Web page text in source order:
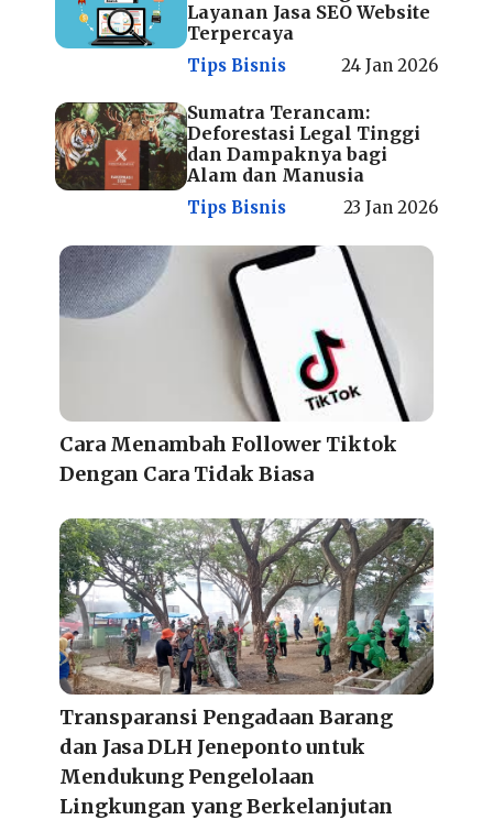
Layanan Jasa SEO Website
Terpercaya
Tips Bisnis 24 Jan 2026
Sumatra Terancam:
Deforestasi Legal Tinggi
dan Dampaknya bagi
Alam dan Manusia
Tips Bisnis 23 Jan 2026
Cara Menambah Follower Tiktok
Dengan Cara Tidak Biasa
Transparansi Pengadaan Barang
dan Jasa DLH Jeneponto untuk
Mendukung Pengelolaan
Lingkungan yang Berkelanjutan